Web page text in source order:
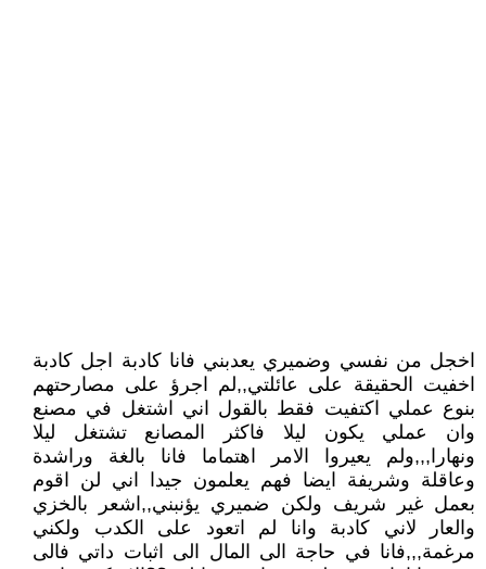
اخجل من نفسي وضميري يعدبني فانا كادبة اجل كادبة
اخفيت الحقيقة على عائلتي,,لم اجرؤ على مصارحتهم
بنوع عملي اكتفيت فقط بالقول اني اشتغل في مصنع
وان عملي يكون ليلا فاكثر المصانع تشتغل ليلا
ونهارا,,,ولم يعيروا الامر اهتماما فانا بالغة وراشدة
وعاقلة وشريفة ايضا فهم يعلمون جيدا اني لن اقوم
بعمل غير شريف ولكن ضميري يؤنبني,,اشعر بالخزي
والعار لاني كادبة وانا لم اتعود على الكدب ولكني
مرغمة,,,فانا في حاجة الى المال الى اثبات داتي فالى